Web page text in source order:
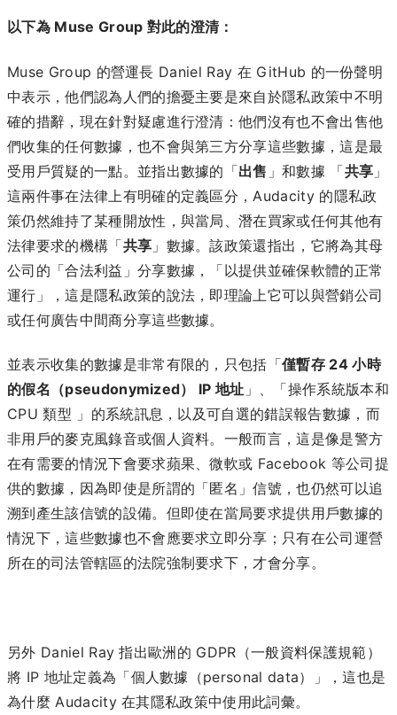
以下為 Muse Group 對此的澄清：
Muse Group 的營運長 Daniel Ray 在 GitHub 的一份聲明
中表示，他們認為人們的擔憂主要是來自於隱私政策中不明
確的措辭，現在針對疑慮進行澄清：他們沒有也不會出售他
們收集的任何數據，也不會與第三方分享這些數據，這是最
受用戶質疑的一點。並指出數據的「出售 」和數據 「共享 」
這兩件事在法律上有明確的定義區分，Audacity 的隱私政
策仍然維持了某種開放性，與當局、潛在買家或任何其他有
法律要求的機構「共享 」數據。該政策還指出，它將為其母
公司的「合法利益」分享數據，「以提供並確保軟體的正常
運行」，這是隱私政策的說法，即理論上它可以與營銷公司
或任何廣告中間商分享這些數據。
並表示收集的數據是非常有限的，只包括「僅暫存 24 小時
的假名（pseudonymized） IP 地址 」、「操作系統版本和
CPU 類型 」的系統訊息，以及可自選的錯誤報告數據，而
非用戶的麥克風錄音或個人資料。一般而言，這是像是警方
在有需要的情況下會要求蘋果、微軟或 Facebook 等公司提
供的數據，因為即使是所謂的「匿名」信號，也仍然可以追
溯到產生該信號的設備。但即使在當局要求提供用戶數據的
情況下，這些數據也不會應要求立即分享；只有在公司運營
所在的司法管轄區的法院強制要求下，才會分享。
另外 Daniel Ray 指出歐洲的 GDPR（一般資料保護規範）
將 IP 地址定義為「個人數據（personal data）」，這也是
為什麼 Audacity 在其隱私政策中使用此詞彙。